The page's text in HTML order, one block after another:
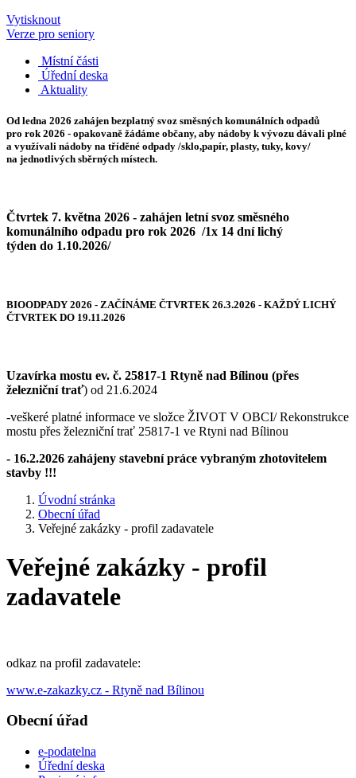
Vytisknout
Verze pro seniory
Místní části
Úřední deska
Aktuality
Od ledna 2026 zahájen bezplatný svoz směsných komunálních odpadů
pro rok 2026 - opakovaně žádáme občany, aby nádoby k vývozu dávali plné
a využívali nádoby na tříděné odpady /sklo,papír, plasty, tuky, kovy/
na jednotlivých sběrných místech.
Čtvrtek 7. května 2026 - zahájen letní svoz směsného
komunálního odpadu pro rok 2026 /1x 14 dní lichý
týden do 1.10.2026/
BIOODPADY 2026 - ZAČÍNÁME ČTVRTEK 26.3.2026 - KAŽDÝ LICHÝ
ČTVRTEK DO 19.11.2026
Uzavírka mostu ev. č. 25817-1 Rtyně nad Bílinou (přes
železniční trať) od 21.6.2024
-veškeré platné informace ve složce ŽIVOT V OBCI/ Rekonstrukce
mostu přes železniční trať 25817-1 ve Rtyni nad Bílinou
- 16.2.2026 zahájeny stavební práce vybraným zhotovitelem
stavby !!!
Úvodní stránka
Obecní úřad
Veřejné zakázky - profil zadavatele
Veřejné zakázky - profil
zadavatele
odkaz na profil zadavatele:
www.e-zakazky.cz - Rtyně nad Bílinou
Obecní úřad
e-podatelna
Úřední deska